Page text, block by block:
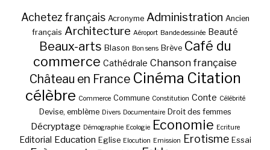
Achetez français Acronyme Administration Ancien
français Architecture Aéroport Bande dessinée Beauté
Beaux-arts Blason Bon sens Brève Café du
commerce Cathédrale Chanson française
Château en France Cinéma Citation
célèbre Commerce Commune Constitution Conte Célébrité
Devise, emblème Divers Documentaire Droit des femmes
Décryptage Démographie Ecologie Economie Ecriture
Editorial Education Eglise Elocution Emission Erotisme Essai